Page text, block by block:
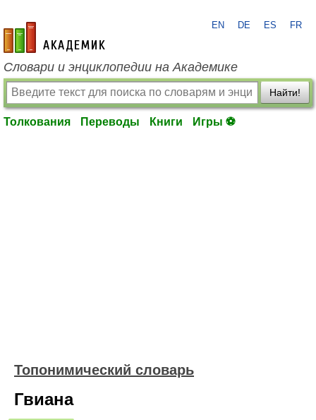
academic.ru
EN DE ES FR
Словари и энциклопедии на Академике
Найти!
Толкования Переводы Книги Игры ⚽
Топонимический словарь
Гвиана